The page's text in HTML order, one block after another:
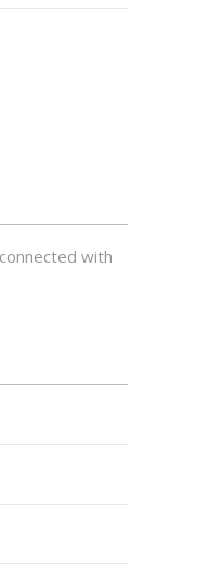
with
All rights